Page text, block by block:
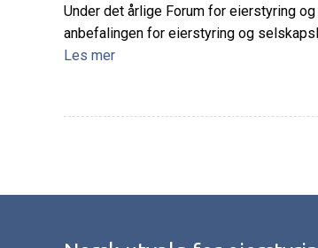
Under det årlige Forum for eierstyring
anbefalingen for eierstyring og
Les mer